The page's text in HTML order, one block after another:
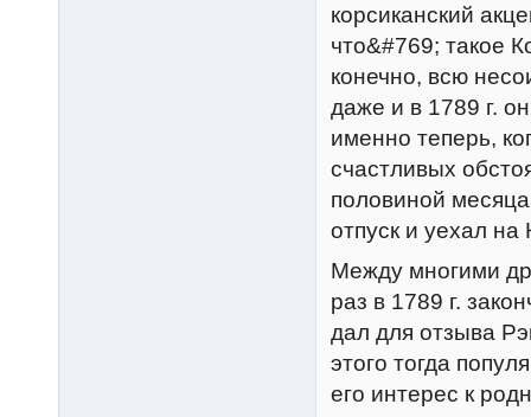
корсиканский
что&#769; такое
конечно, всю
даже и в 1789 г.
именно теперь,
счастливых
половиной
отпуск и уехал на
Между многими
раз в 1789 г.
дал для отзыва
этого тогда
его интерес к